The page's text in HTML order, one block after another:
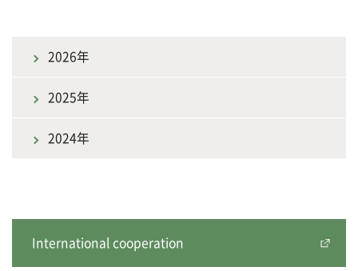
2026年
2025年
2024年
International cooperation